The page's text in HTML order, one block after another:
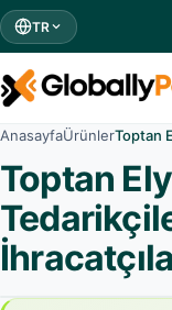
TR
AnasayfaÜrünlerToptan
Toptan